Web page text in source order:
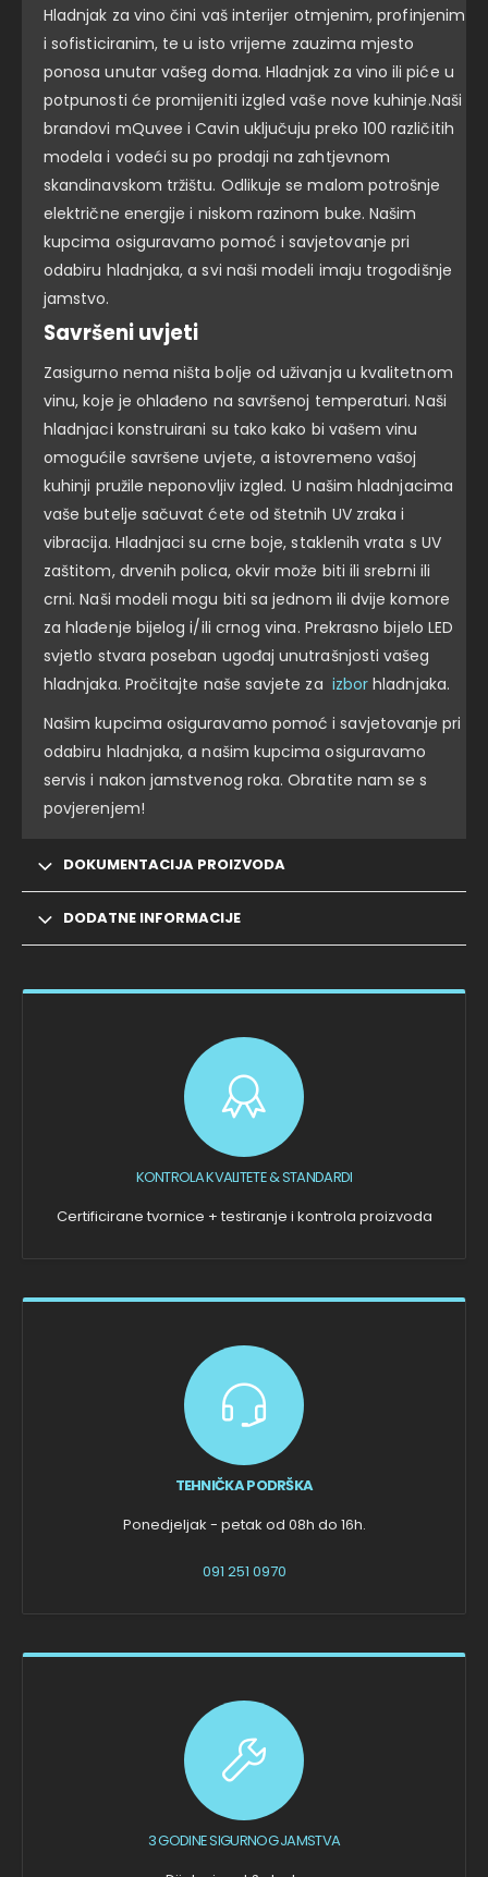
Hladnjak za vino čini vaš interijer otmjenim, profinjenim
i sofisticiranim, te u isto vrijeme zauzima mjesto
ponosa unutar vašeg doma. Hladnjak za vino ili piće u
potpunosti će promijeniti izgled vaše nove kuhinje.Naši
brandovi mQuvee i Cavin uključuju preko 100 različitih
modela i vodeći su po prodaji na zahtjevnom
skandinavskom tržištu. Odlikuje se malom potrošnje
električne energije i niskom razinom buke. Našim
kupcima osiguravamo pomoć i savjetovanje pri
odabiru hladnjaka, a svi naši modeli imaju trogodišnje
jamstvo.
Savršeni uvjeti
Zasigurno nema ništa bolje od uživanja u kvalitetnom
vinu, koje je ohlađeno na savršenoj temperaturi. Naši
hladnjaci konstruirani su tako kako bi vašem vinu
omogućile savršene uvjete, a istovremeno vašoj
kuhinji pružile neponovljiv izgled. U našim hladnjacima
vaše butelje sačuvat ćete od štetnih UV zraka i
vibracija. Hladnjaci su crne boje, staklenih vrata s UV
zaštitom, drvenih polica, okvir može biti ili srebrni ili
crni. Naši modeli mogu biti sa jednom ili dvije komore
za hlađenje bijelog i/ili crnog vina. Prekrasno bijelo LED
svjetlo stvara poseban ugođaj unutrašnjosti vašeg
hladnjaka. Pročitajte naše savjete za izbor hladnjaka.
Našim kupcima osiguravamo pomoć i savjetovanje pri
odabiru hladnjaka, a našim kupcima osiguravamo
servis i nakon jamstvenog roka. Obratite nam se s
povjerenjem!
DOKUMENTACIJA PROIZVODA
DODATNE INFORMACIJE
KONTROLA KVALITETE & STANDARDI
Certificirane tvornice + testiranje i kontrola proizvoda
TEHNIČKA PODRŠKA
Ponedjeljak - petak od 08h do 16h.
091 251 0970
3 GODINE SIGURNOG JAMSTVA